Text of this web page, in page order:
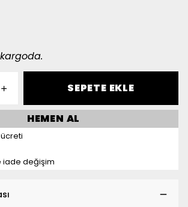
SEPETE EKLE
HEMEN AL
iade değişim